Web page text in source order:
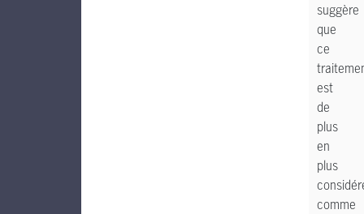
suggère
que
ce
est
de
plus
en
plus
comme